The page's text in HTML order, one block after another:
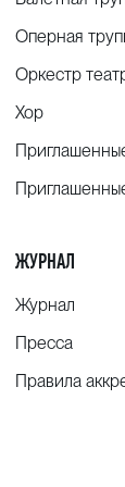
П.
Оперная
Оркестр
Хор
ЖУРНАЛ
Журнал
Пресса
Правила